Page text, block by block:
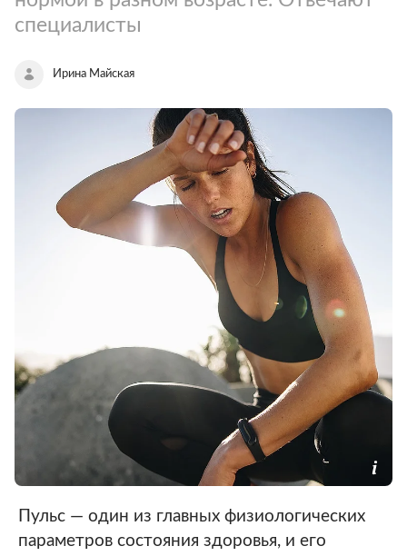
специалисты
Ирина Майская
Пульс — один из главных физиологических
параметров состояния здоровья, и его